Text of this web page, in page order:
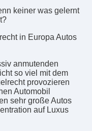
keiner was gelernt
in Europa Autos
anmutenden
so viel mit dem
provozieren
Automobil
sehr große Autos
auf Luxus